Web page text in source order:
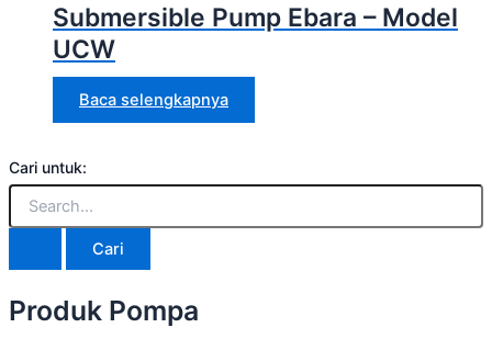
Submersible Pump Ebara – Model
UCW
Baca selengkapnya
Cari untuk:
Produk Pompa